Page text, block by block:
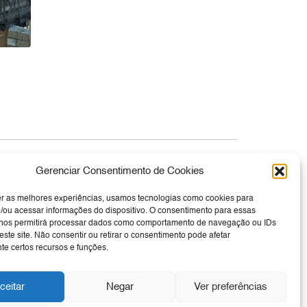
Gerenciar Consentimento de Cookies
as melhores experiências, usamos tecnologias como cookies para
ou acessar informações do dispositivo. O consentimento para essas
permitirá processar dados como comportamento de navegação ou IDs
site. Não consentir ou retirar o consentimento pode afetar
certos recursos e funções.
Negar Ver preferências